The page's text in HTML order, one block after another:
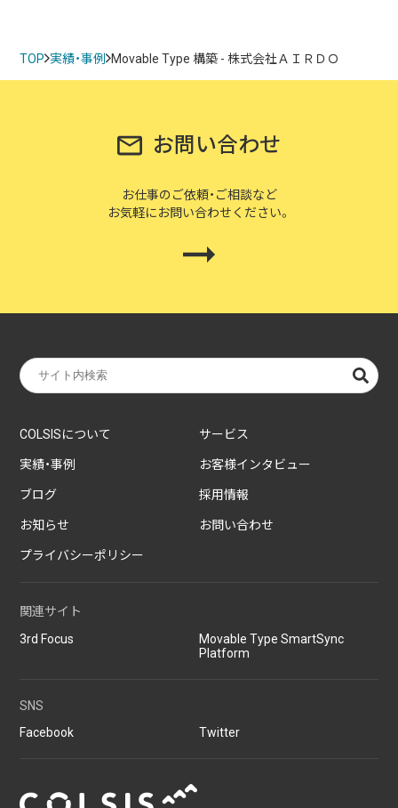
TOP 実績・事例 Movable Type 構築 - 株式会社ＡＩＲＤＯ
お問い合わせ
お仕事のご依頼・ご相談など
お気軽にお問い合わせください。
COLSISについて サービス
実績・事例 お客様インタビュー
ブログ 採用情報
お知らせ お問い合わせ
プライバシーポリシー
関連サイト
3rd Focus
Movable Type SmartSync
Platform
SNS
Facebook
Twitter